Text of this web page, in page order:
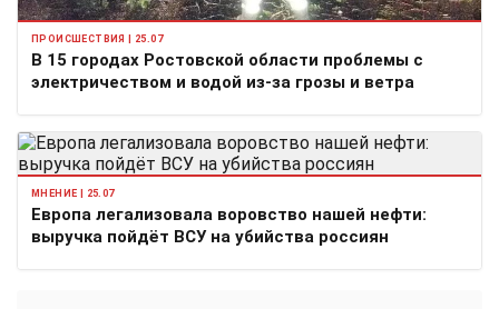
ПРОИСШЕСТВИЯ | 25.07
В 15 городах Ростовской области проблемы с
электричеством и водой из-за грозы и ветра
МНЕНИЕ | 25.07
Европа легализовала воровство нашей нефти:
выручка пойдёт ВСУ на убийства россиян